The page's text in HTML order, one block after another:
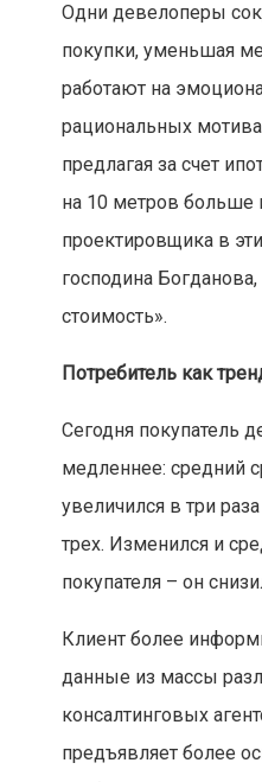
Одни девелоперы
покупки, уменьшая
работают на
рациональных
предлагая за счет
на 10 метров больше
проектировщика в
господина
стоимость».
Потребитель как
Сегодня покупатель
медленнее: средний
увеличился в три
трех. Изменился и
покупателя – он
Клиент более
данные из массы
консалтинговых
предъявляет более